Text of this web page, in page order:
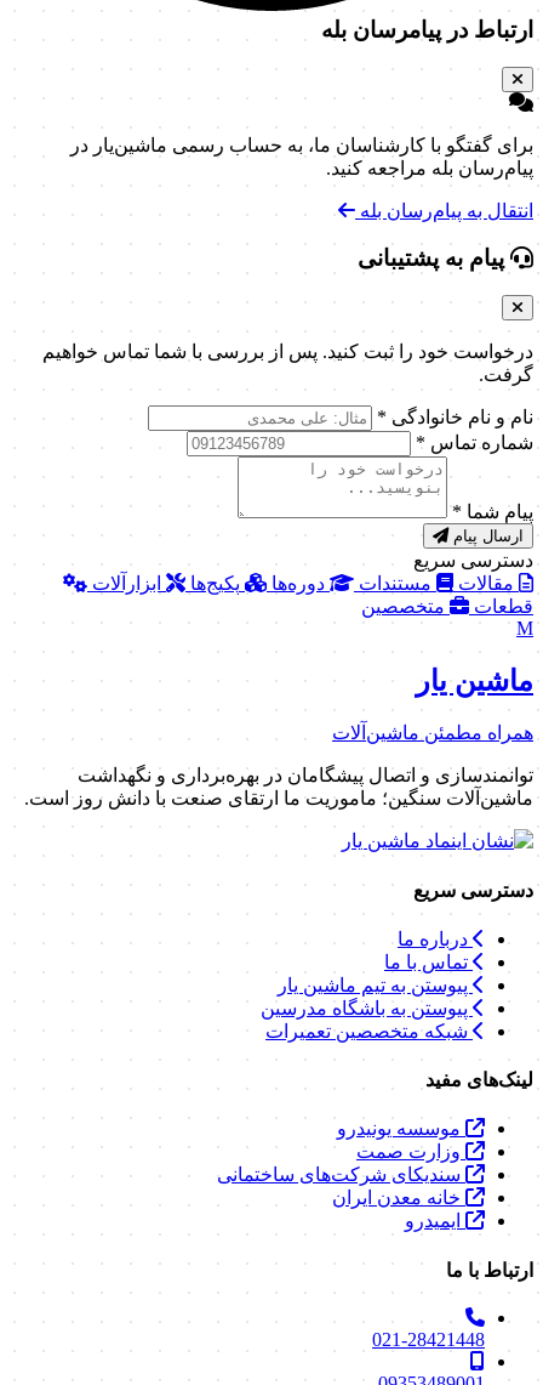
ارتباط در پیامرسان بله
برای گفتگو با کارشناسان ما، به حساب رسمی ماشین‌یار در
پیام‌رسان بله مراجعه کنید.
انتقال به پیام‌رسان بله
پیام به پشتیبانی
درخواست خود را ثبت کنید. پس از بررسی با شما تماس خواهیم
گرفت.
نام و نام خانوادگی *
شماره تماس *
پیام شما *
ارسال پیام
دسترسی سریع
مقالات
مستندات دوره‌ها پکیج‌ها
ابزارآلات
قطعات
متخصصین
M
ماشین یار
همراه مطمئن ماشین‌آلات
توانمندسازی و اتصال پیشگامان در بهره‌برداری و نگهداشت
ماشین‌آلات سنگین؛ ماموریت ما ارتقای صنعت با دانش روز است.
دسترسی سریع
درباره ما
تماس با ما
پیوستن به تیم ماشین یار
پیوستن به باشگاه مدرسین
شبکه متخصصین تعمیرات
لینک‌های مفید
موسسه یونیدرو
وزارت صمت
سندیکای شرکت‌های ساختمانی
خانه معدن ایران
ایمیدرو
ارتباط با ما
021-28421448